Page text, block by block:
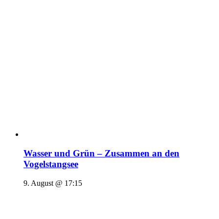
Wasser und Grün – Zusammen an den
Vogelstangsee
9. August @ 17:15